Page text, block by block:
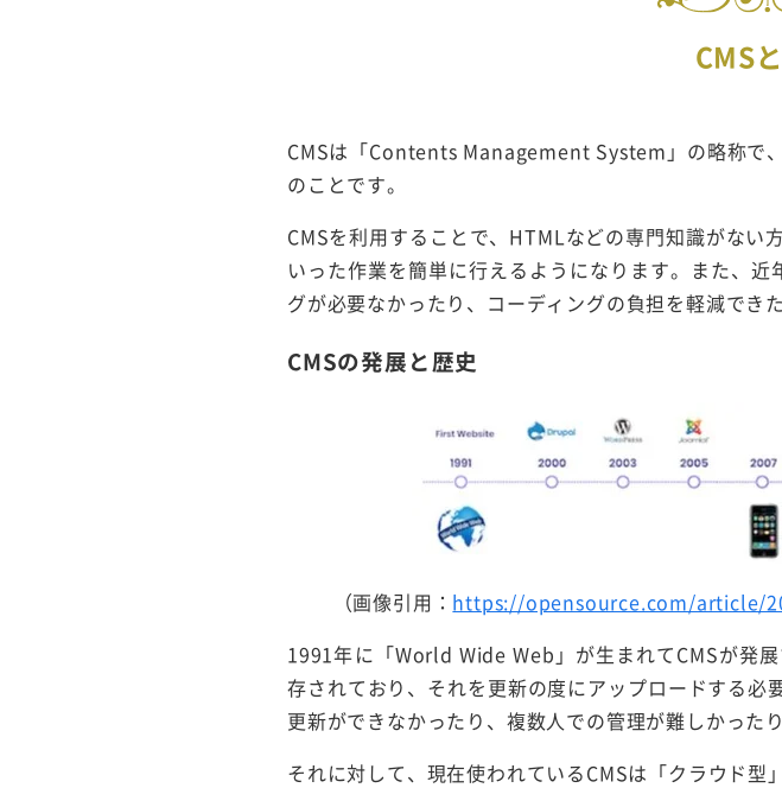
CMS
CMSは「Contents Management System」の略称で
のことです。
CMSを利用することで、HTMLなどの専門知識がない
いった作業を簡単に行えるようになります。また、
グが必要なかったり、コーディングの負担を軽減でき
CMSの発展と歴史
（画像引用： https://opensource.com/article/
1991年に「World Wide Web」が生まれてCMSが発
存されており、それを更新の度にアップロードする
更新ができなかったり、複数人での管理が難しかった
それに対して、現在使われているCMSは「クラウド